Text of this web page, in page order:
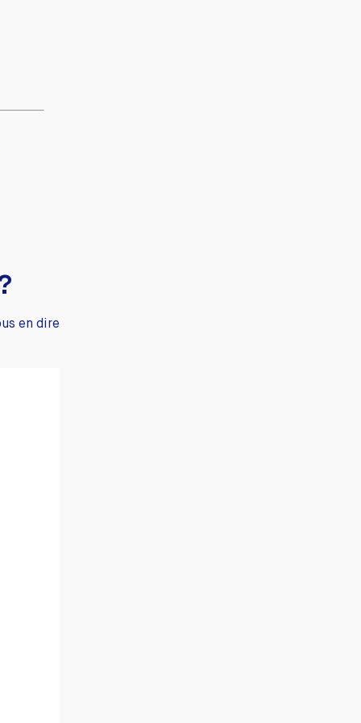
en dire